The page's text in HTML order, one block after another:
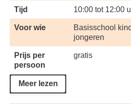
Tijd 10:00 tot 12:00
Voor wie
Basisschool
jongeren
Prijs per
persoon
gratis
Meer lezen